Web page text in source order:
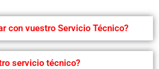
con vuestro Servicio Técnico?
servicio técnico?